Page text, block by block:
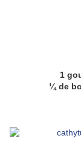
1
¼ de